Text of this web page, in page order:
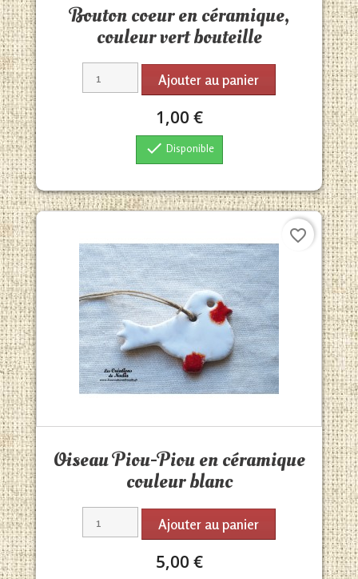
Bouton coeur en céramique,
couleur vert bouteille
Ajouter au panier
1,00 €
 Disponible
Oiseau Piou-Piou en céramique
couleur blanc
Ajouter au panier
5,00 €
favorite_border